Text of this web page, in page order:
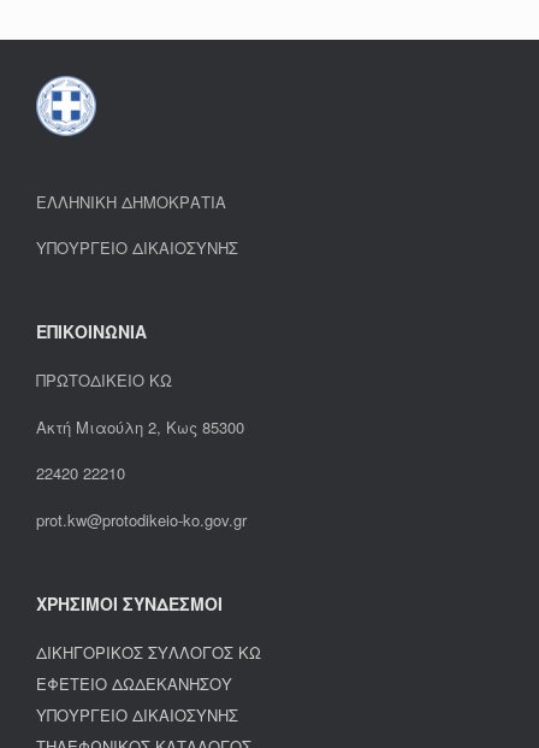
ΕΛΛΗΝΙΚΗ ΔΗΜΟΚΡΑΤΙΑ
ΥΠΟΥΡΓΕΙΟ ΔΙΚΑΙΟΣΥΝΗΣ
ΕΠΙΚΟΙΝΩΝΙΑ
ΠΡΩΤΟΔΙΚΕΙΟ ΚΩ
Ακτή Μιαούλη 2, Κως 85300
22420 22210
prot.kw@protodikeio-ko.gov.gr
ΧΡΗΣΙΜΟΙ ΣΥΝΔΕΣΜΟΙ
ΔΙΚΗΓΟΡΙΚΟΣ ΣΥΛΛΟΓΟΣ ΚΩ
ΕΦΕΤΕΙΟ ΔΩΔΕΚΑΝΗΣΟΥ
ΥΠΟΥΡΓΕΙΟ ΔΙΚΑΙΟΣΥΝΗΣ